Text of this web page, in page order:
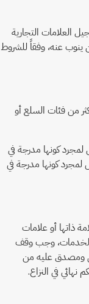
العلامات التجارية
عنه، وفقاً للشروط
من فئات السلع أو
لمجرد كونها مدرجة في
كونها مدرجة في
ذاتها أو علامات
الخدمات، وجب وقف
ومصدق عليه من
في النزاع.